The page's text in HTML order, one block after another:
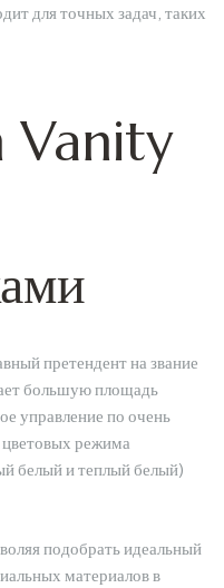
для точных задач, таких
Vanity
претендент на звание
большую площадь
управление по очень
режима
белый и теплый белый)
подобрать идеальный
материалов в